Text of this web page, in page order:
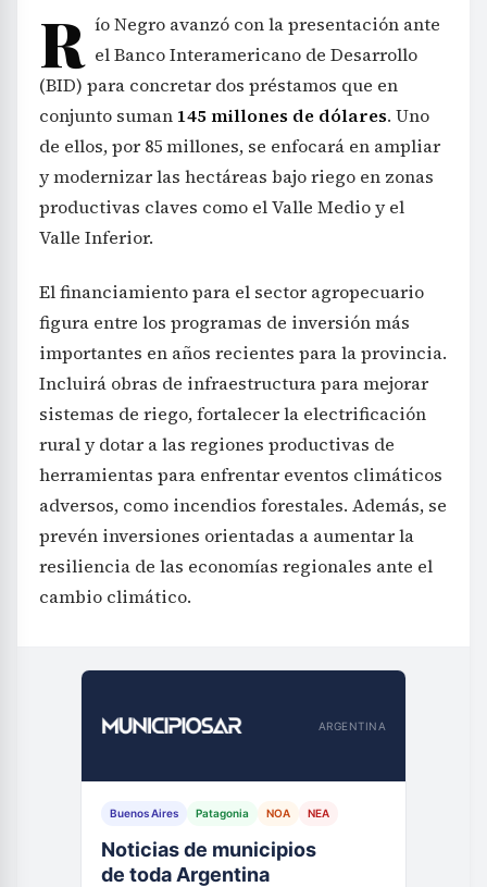
R ío Negro avanzó con la presentación ante
el Banco Interamericano de Desarrollo
(BID) para concretar dos préstamos que en
conjunto suman 145 millones de dólares. Uno
de ellos, por 85 millones, se enfocará en ampliar
y modernizar las hectáreas bajo riego en zonas
productivas claves como el Valle Medio y el
Valle Inferior.
El financiamiento para el sector agropecuario
figura entre los programas de inversión más
importantes en años recientes para la provincia.
Incluirá obras de infraestructura para mejorar
sistemas de riego, fortalecer la electrificación
rural y dotar a las regiones productivas de
herramientas para enfrentar eventos climáticos
adversos, como incendios forestales. Además, se
prevén inversiones orientadas a aumentar la
resiliencia de las economías regionales ante el
cambio climático.
ARGENTINA
Buenos Aires Patagonia NOA NEA
Noticias de municipios
de toda Argentina